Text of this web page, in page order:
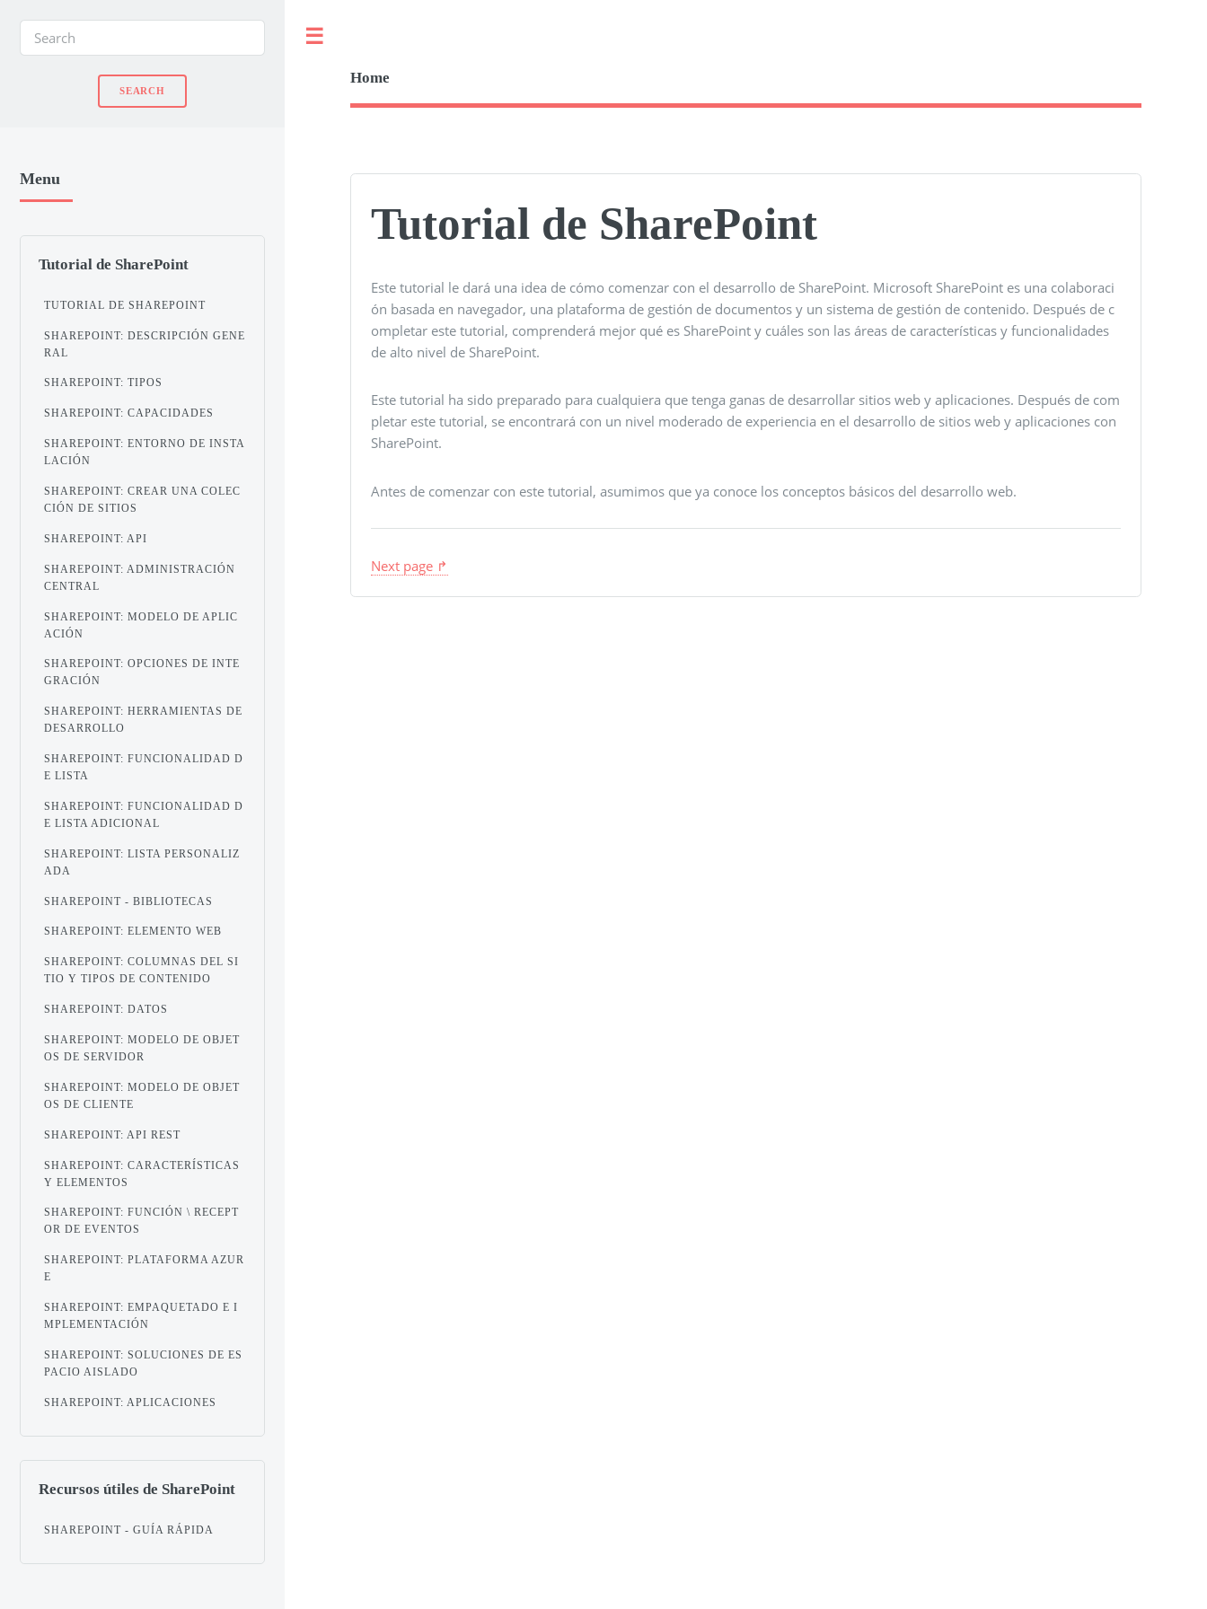
Home
Tutorial de SharePoint
Este tutorial le dará una idea de cómo comenzar con el desarrollo de SharePoint. Microsoft SharePoint es una colaboraci
ón basada en navegador, una plataforma de gestión de documentos y un sistema de gestión de contenido. Después de c
ompletar este tutorial, comprenderá mejor qué es SharePoint y cuáles son las áreas de características y funcionalidades
de alto nivel de SharePoint.
Este tutorial ha sido preparado para cualquiera que tenga ganas de desarrollar sitios web y aplicaciones. Después de com
pletar este tutorial, se encontrará con un nivel moderado de experiencia en el desarrollo de sitios web y aplicaciones con
SharePoint.
Antes de comenzar con este tutorial, asumimos que ya conoce los conceptos básicos del desarrollo web.
Next page ↱
Menu
Tutorial de SharePoint
TUTORIAL DE SHAREPOINT
SHAREPOINT: DESCRIPCIÓN GENE
RAL
SHAREPOINT: TIPOS
SHAREPOINT: CAPACIDADES
SHAREPOINT: ENTORNO DE INSTA
LACIÓN
SHAREPOINT: CREAR UNA COLEC
CIÓN DE SITIOS
SHAREPOINT: API
SHAREPOINT: ADMINISTRACIÓN
CENTRAL
SHAREPOINT: MODELO DE APLIC
ACIÓN
SHAREPOINT: OPCIONES DE INTE
GRACIÓN
SHAREPOINT: HERRAMIENTAS DE
DESARROLLO
SHAREPOINT: FUNCIONALIDAD D
E LISTA
SHAREPOINT: FUNCIONALIDAD D
E LISTA ADICIONAL
SHAREPOINT: LISTA PERSONALIZ
ADA
SHAREPOINT - BIBLIOTECAS
SHAREPOINT: ELEMENTO WEB
SHAREPOINT: COLUMNAS DEL SI
TIO Y TIPOS DE CONTENIDO
SHAREPOINT: DATOS
SHAREPOINT: MODELO DE OBJET
OS DE SERVIDOR
SHAREPOINT: MODELO DE OBJET
OS DE CLIENTE
SHAREPOINT: API REST
SHAREPOINT: CARACTERÍSTICAS
Y ELEMENTOS
SHAREPOINT: FUNCIÓN \ RECEPT
OR DE EVENTOS
SHAREPOINT: PLATAFORMA AZUR
E
SHAREPOINT: EMPAQUETADO E I
MPLEMENTACIÓN
SHAREPOINT: SOLUCIONES DE ES
PACIO AISLADO
SHAREPOINT: APLICACIONES
Recursos útiles de SharePoint
SHAREPOINT - GUÍA RÁPIDA